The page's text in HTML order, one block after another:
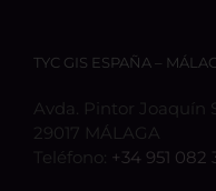
TYC GIS ESPAÑA –
Avda. Pintor Joaquín
29017 MÁLAGA
Teléfono: +34 951 082